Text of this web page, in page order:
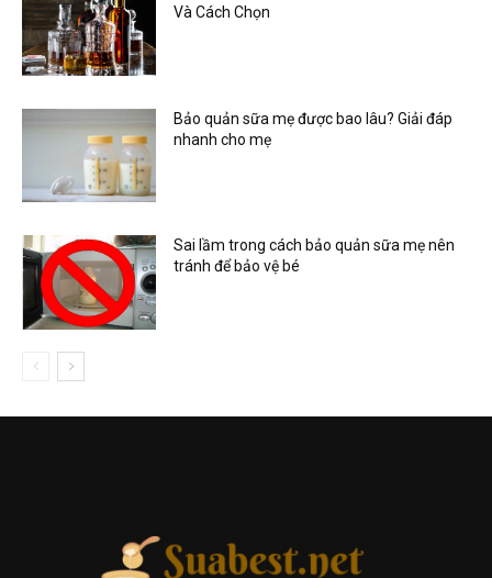
Và Cách Chọn
Bảo quản sữa mẹ được bao lâu? Giải đáp
nhanh cho mẹ
Sai lầm trong cách bảo quản sữa mẹ nên
tránh để bảo vệ bé